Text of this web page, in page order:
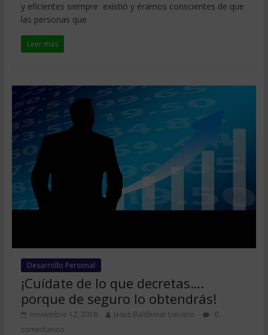
y eficientes siempre existió y éramos conscientes de que
las personas que
Leer más
Desarrollo Personal
¡Cuídate de lo que decretas….
porque de seguro lo obtendrás!
noviembre 12, 2018 Jesus Baldemar Lievano
0
comentarios